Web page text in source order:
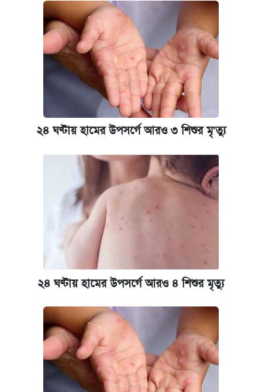
এক ক্লিকে জেনে নিন আইফোন ১৮ প্রো ম্যাক্সের
দাম ও ফিচার
আজকের বাজারে স্বর্ণের দাম (৪ আগস্ট)
নবম জাতীয় পে-স্কেল নিয়ে সর্বশেষ যা জানা গেল
পাঁচ দপ্তরে নতুন সচিব নিয়োগ দিল সরকার
কবে হবে মেডিকেল ভর্তি পরীক্ষা, জানা গেল যা
আজকের বাজারে স্বর্ণ-রুপার দাম (৫ আগস্ট)
আজকের বাজারে স্বর্ণের দাম (৬ আগস্ট)
ঢাবি আইবিএর এক্সিকিউটিভ এমবিএতে ভর্তি শুরু,
আবেদন ১২ আগস্ট পর্যন্ত
প্রতিষ্ঠান প্রধানদের ভাইভা শুরুর নির্দেশ শিক্ষামন্ত্রীর
২৪ ঘণ্টায় হামের উপসর্গে আরও ৩ শিশুর মৃ'ত্যু
২৪ ঘণ্টায় হামের উপসর্গে আরও ৪ শিশুর মৃত্যু